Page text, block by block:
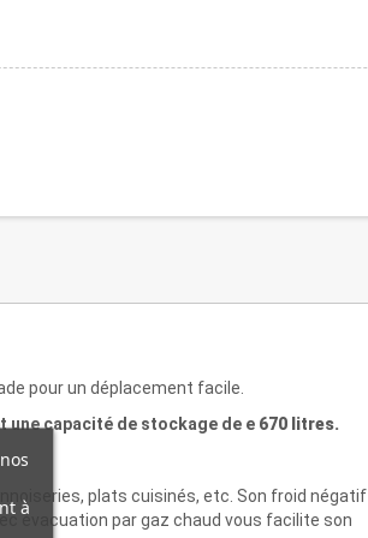
pour un déplacement facile.
une capacité de stockage de e 670 litres.
plats cuisinés, etc. Son froid négatif
évacuation par gaz chaud vous facilite son
à